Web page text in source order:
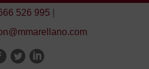
526 995